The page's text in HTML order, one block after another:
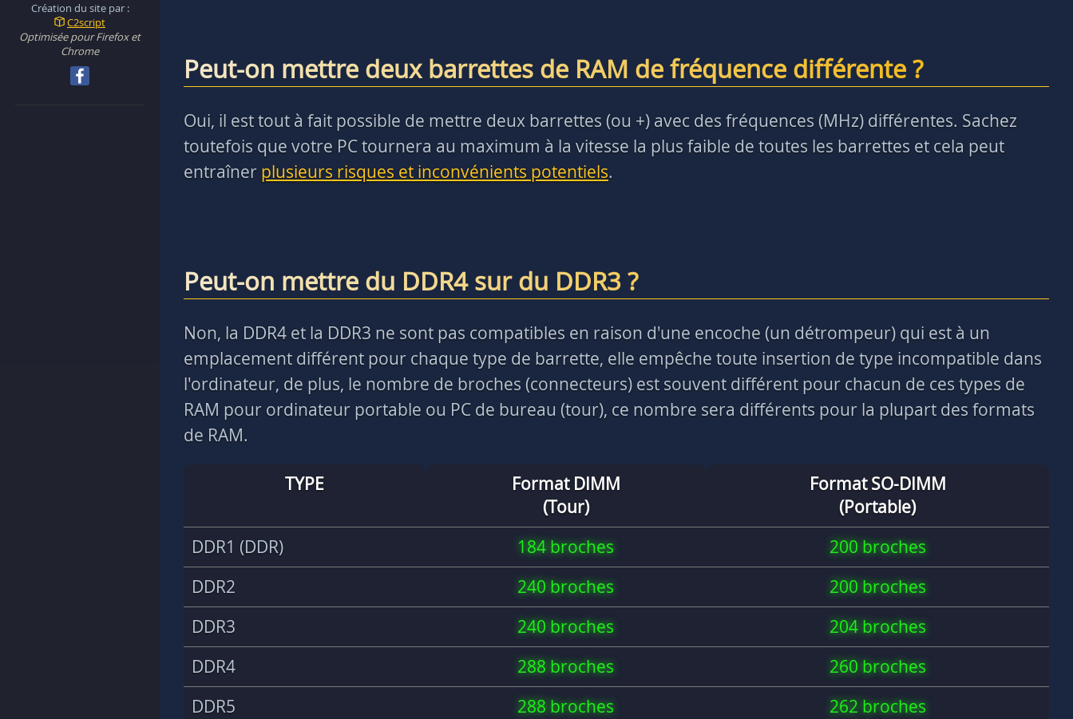
Peut-on mettre deux barrettes de RAM de fréquence différente ?
Oui, il est tout à fait possible de mettre deux barrettes (ou +) avec des fréquences (MHz) différentes. Sachez
toutefois que votre PC tournera au maximum à la vitesse la plus faible de toutes les barrettes et cela peut
entraîner plusieurs risques et inconvénients potentiels.
Peut-on mettre du DDR4 sur du DDR3 ?
Non, la DDR4 et la DDR3 ne sont pas compatibles en raison d'une encoche (un détrompeur) qui est à un
emplacement différent pour chaque type de barrette, elle empêche toute insertion de type incompatible dans
l'ordinateur, de plus, le nombre de broches (connecteurs) est souvent différent pour chacun de ces types de
RAM pour ordinateur portable ou PC de bureau (tour), ce nombre sera différents pour la plupart des formats
de RAM.
TYPE
Format DIMM
(Tour)
Format SO-DIMM
(Portable)
DDR1 (DDR)
184 broches
200 broches
DDR2
240 broches
200 broches
DDR3
240 broches
204 broches
DDR4
288 broches
260 broches
DDR5
288 broches 262 broches
Création du site par :
C2script
Optimisée pour Firefox et
Chrome